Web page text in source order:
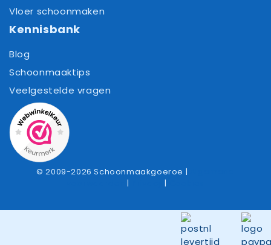
Vloer schoonmaken
Kennisbank
Blog
Schoonmaaktips
Veelgestelde vragen
© 2009-2026 Schoonmaakgoeroe |
| |